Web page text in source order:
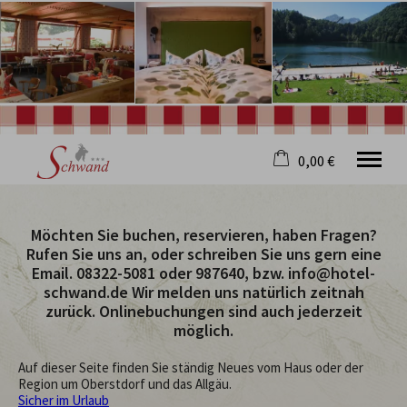
2 Erwachsene
Willkommen
Hotel
Wellness
Oberstdorf
0,00 €
Möchten Sie buchen, reservieren, haben Fragen?
Rufen Sie uns an, oder schreiben Sie uns gern eine
Email. 08322-5081 oder 987640, bzw. info@hotel-
schwand.de Wir melden uns natürlich zeitnah
zurück. Onlinebuchungen sind auch jederzeit
möglich.
Auf dieser Seite finden Sie ständig Neues vom Haus oder der
Region um Oberstdorf und das Allgäu.
Sicher im Urlaub